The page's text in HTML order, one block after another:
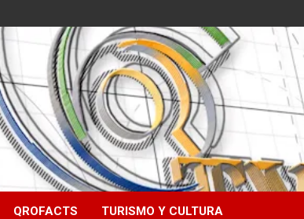
QROFACTS TURISMO Y CULTURA